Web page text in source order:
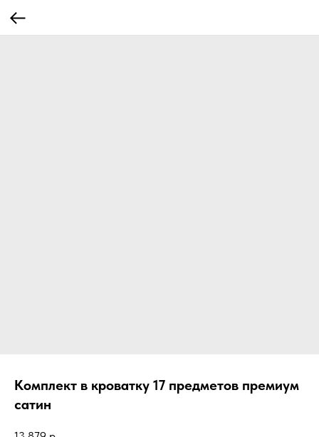
Комплект в кроватку 17 предметов премиум
сатин